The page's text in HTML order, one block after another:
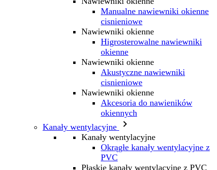
Manualne nawiewniki okienne
cisnieniowe
Nawiewniki okienne
Higrosterowalne nawiewniki
okienne
Nawiewniki okienne
Akustyczne nawiewniki
cisnieniowe
Nawiewniki okienne
Akcesoria do nawieników
okiennych
Kanały wentylacyjne

Kanały wentylacyjne
Okrągłe kanały wentylacyjne z
PVC
Płaskie kanały wentylacyjne z PVC